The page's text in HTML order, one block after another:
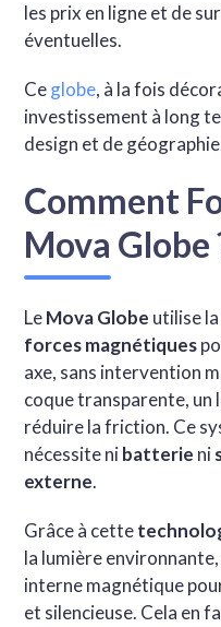
les prix en ligne et de
éventuelles.
Ceglobe, à la fois
investissement à long
design et de
Comment
Mova Globe
LeMova Globe utilise la
forces magnétiques
axe, sans intervention
coque transparente, un
réduire la friction. Ce
nécessite nibatterie ni
externe.
Grâce à cette
la lumière
interne magnétique
et silencieuse. Cela en